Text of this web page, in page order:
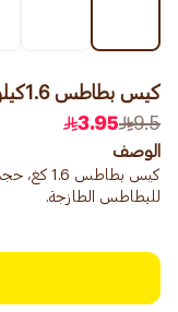
كيس بطاطس 1.6كيلو
9.5
3.95
الوصف
كيس
للبطاطس الطازجة.